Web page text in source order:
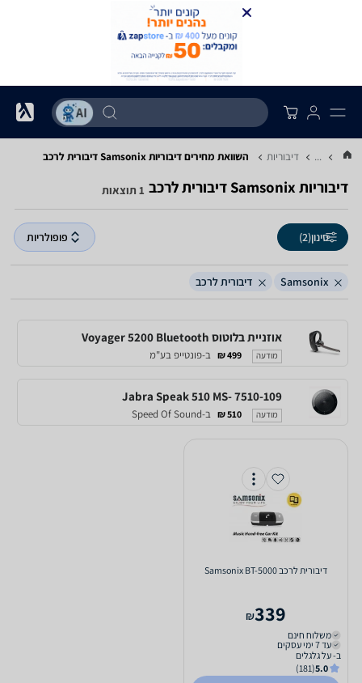
... דיבוריות השוואת מחירים דיבוריות ‏Samsonix ‏דיבורית לרכב
דיבוריות ‏Samsonix ‏דיבורית לרכב 1 תוצאות
סינון(2) פופולריות
Samsonix דיבורית לרכב
אוזניית בלוטוס Voyager 5200 Bluetooth
מודעה 499 ₪ ב-פונטייפ בע"מ
Jabra Speak 510 MS- 7510-109
מודעה 510 ₪ ב-Speed Of Sound
‏דיבורית לרכב Samsonix BT-5000
339
₪
משלוח חינם
עד 7 ימי עסקים
ב- על גלגלים
5.0
(181)